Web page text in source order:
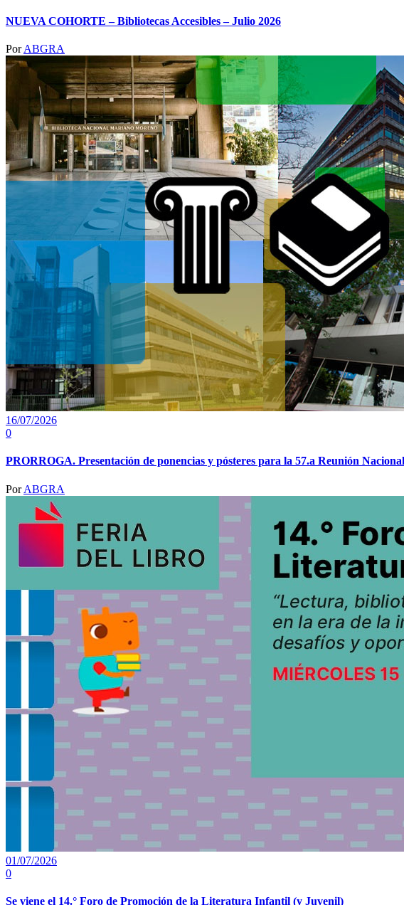
NUEVA COHORTE – Bibliotecas Accesibles – Julio 2026
PorABGRA
16/07/2026
0
PRORROGA. Presentación de ponencias y pósteres para la 57.a Reunión
PorABGRA
01/07/2026
0
Se viene el 14.° Foro de Promoción de la Literatura Infantil (y Juvenil)